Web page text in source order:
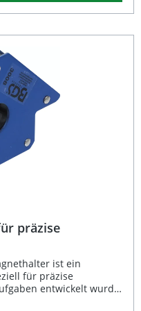
Fixieren
geeignet
präzise
ist ein
für präzise
entwickelt wurde.